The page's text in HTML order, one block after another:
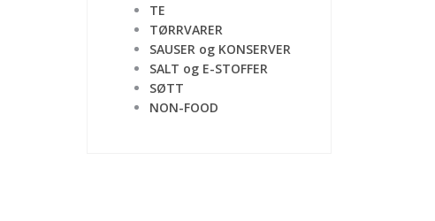
TE
TØRRVARER
SAUSER og KONSERVER
SALT og E-STOFFER
SØTT
NON-FOOD